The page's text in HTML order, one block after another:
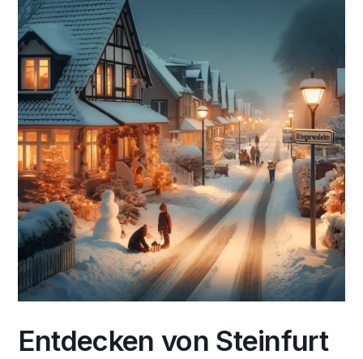
Entdecken von Steinfurt